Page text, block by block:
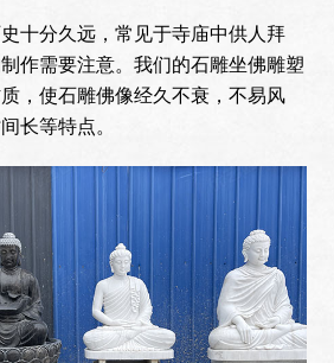
十分久远，常见于寺庙中供人拜
作需要注意。我们的石雕坐佛雕塑
，使石雕佛像经久不衰，不易风
长等特点。